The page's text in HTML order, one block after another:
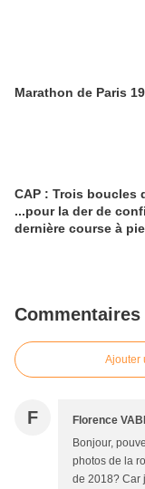
Marathon de Paris
CAP : Trois boucles
...pour la der de
dernière course à
Commentaires
Ajouter
F Florence
Bonjour,
photos de la
de 2018? Car